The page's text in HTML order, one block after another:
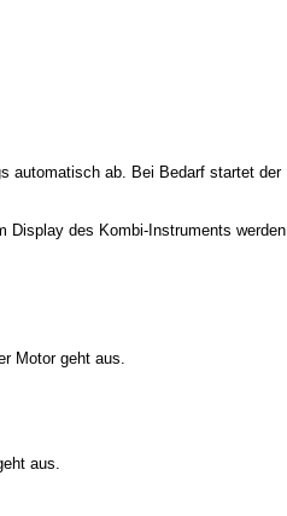
automatisch ab. Bei Bedarf startet der
Display des Kombi-Instruments werden
Motor geht aus.
aus.